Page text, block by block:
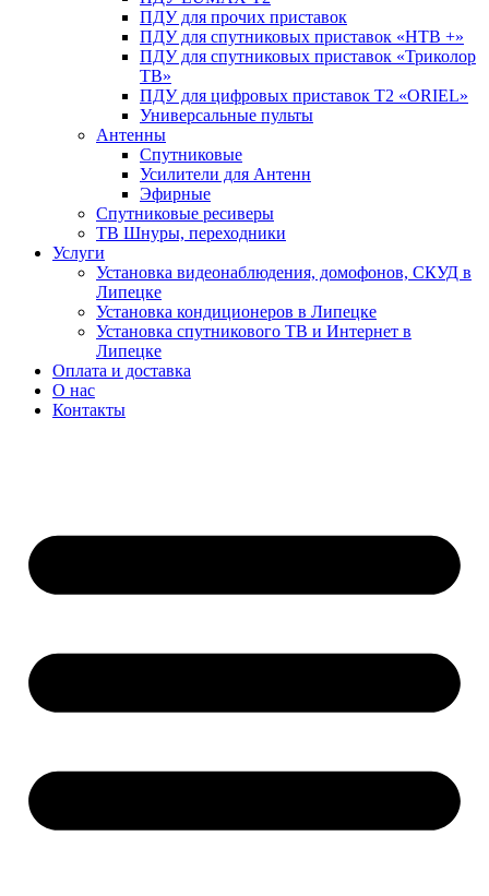
ПДУ для прочих приставок
ПДУ для спутниковых приставок «НТВ +»
ПДУ для спутниковых приставок «Триколор
ТВ»
ПДУ для цифровых приставок Т2 «ORIEL»
Универсальные пульты
Антенны
Спутниковые
Усилители для Антенн
Эфирные
Спутниковые ресиверы
ТВ Шнуры, переходники
Услуги
Установка видеонаблюдения, домофонов, СКУД в
Липецке
Установка кондиционеров в Липецке
Установка спутникового ТВ и Интернет в
Липецке
Оплата и доставка
О нас
Контакты